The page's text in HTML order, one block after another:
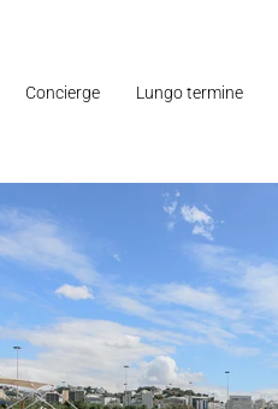
Concierge Lungo termine